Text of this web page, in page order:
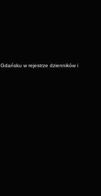
w rejestrze dzienników i